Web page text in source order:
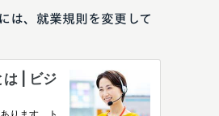
は、就業規則を変更して